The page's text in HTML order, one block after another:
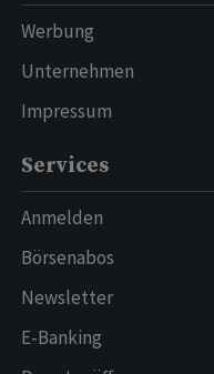
Werbung
Unternehmen
Impressum
Services
Anmelden
Börsenabos
Newsletter
E-Banking